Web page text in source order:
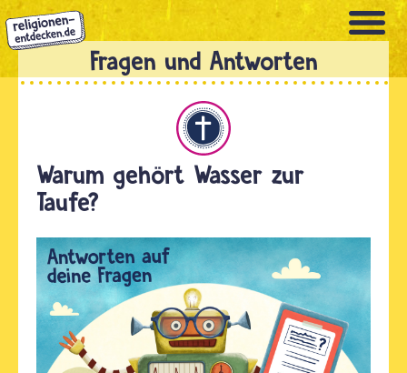
Direkt
zum
Inhalt
Warum gehört Wasser zur
Taufe?